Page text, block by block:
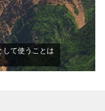
して使うことは